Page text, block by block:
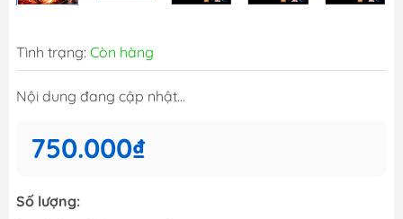
Tình trạng: Còn hàng
Nội dung đang cập nhật...
750.000₫
Số lượng: